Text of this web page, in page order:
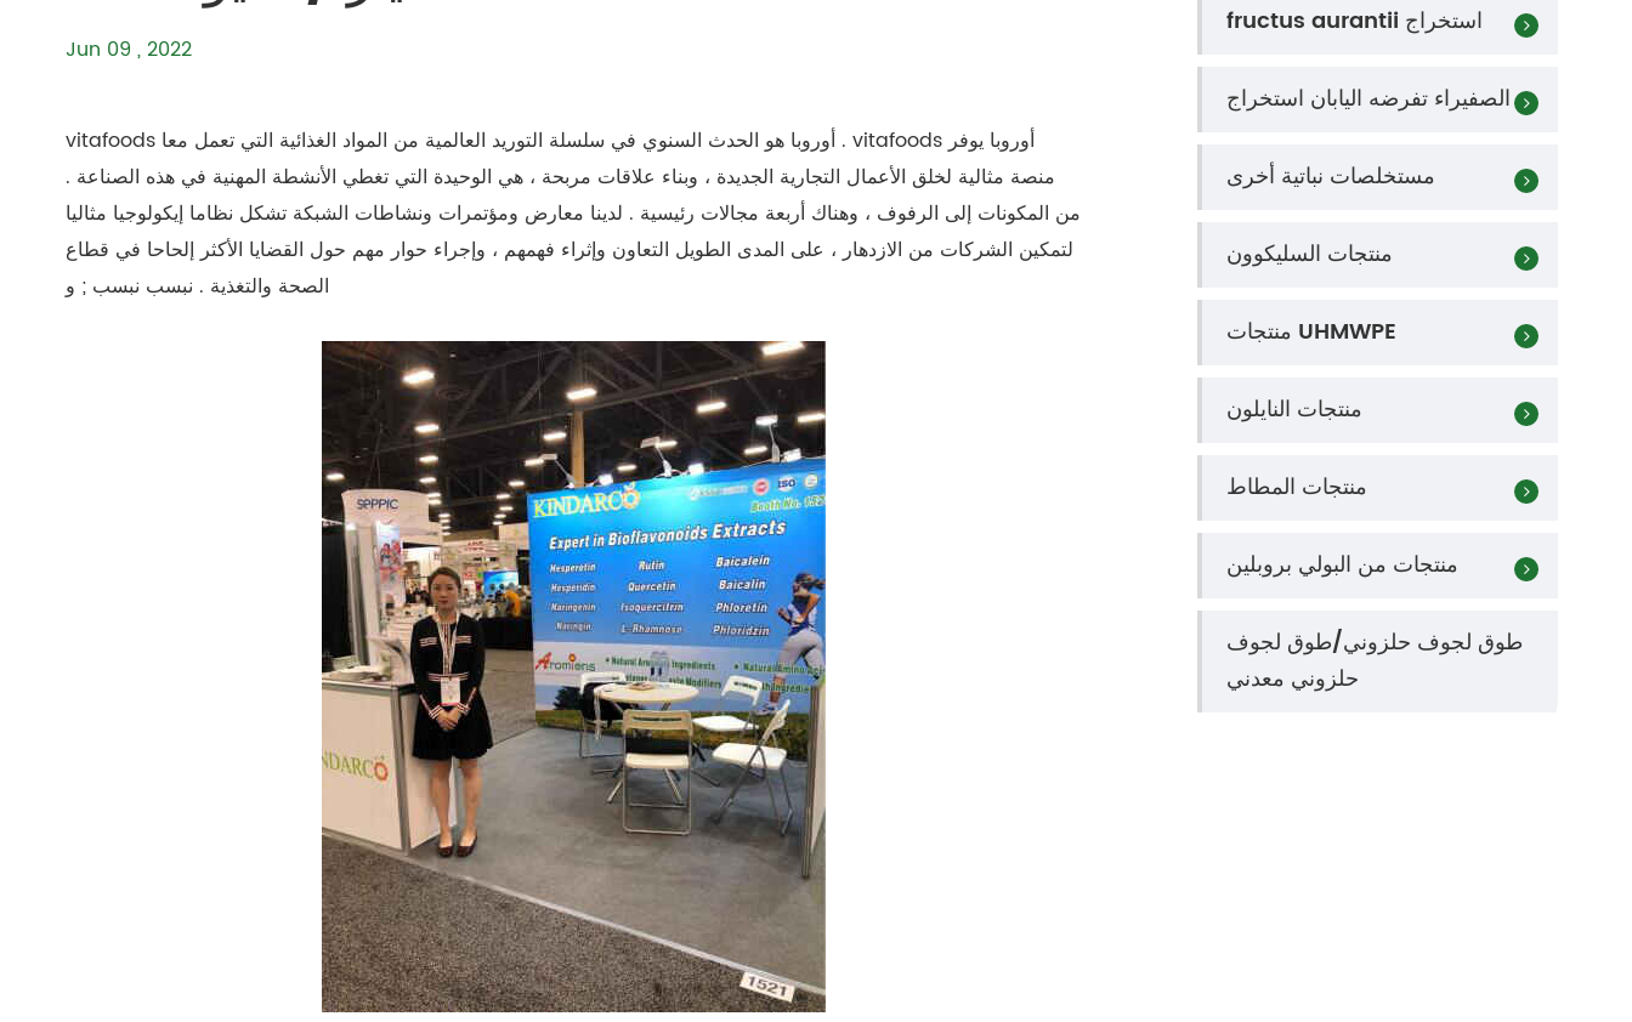
Jun 09 , 2022
vitafoods أوروبا هو الحدث السنوي في سلسلة التوريد العالمية من المواد الغذائية التي تعمل معا . vitafoods أوروبا يوفر
منصة مثالية لخلق الأعمال التجارية الجديدة ، وبناء علاقات مربحة ، هي الوحيدة التي تغطي الأنشطة المهنية في هذه الصناعة .
من المكونات إلى الرفوف ، وهناك أربعة مجالات رئيسية . لدينا معارض ومؤتمرات ونشاطات الشبكة تشكل نظاما إيكولوجيا مثاليا
لتمكين الشركات من الازدهار ، على المدى الطويل التعاون وإثراء فهمهم ، وإجراء حوار مهم حول القضايا الأكثر إلحاحا في قطاع
الصحة والتغذية . نبسب نبسب ; و
fructus aurantii استخراج
الصفيراء تفرضه اليابان استخراج
مستخلصات نباتية أخرى
منتجات السليكوون
منتجات UHMWPE
منتجات النايلون
منتجات المطاط
منتجات من البولي بروبلين
طوق لجوف حلزوني/طوق لجوف
حلزوني معدني